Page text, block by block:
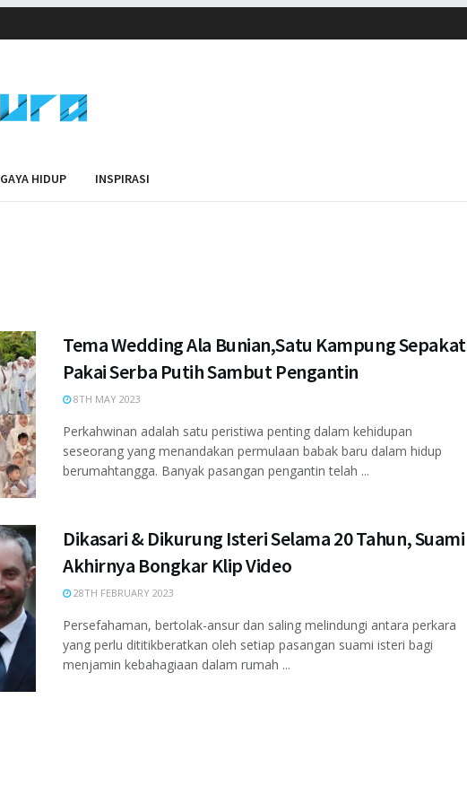
GAYA HIDUP INSPIRASI
Tema Wedding Ala Bunian,Satu Kampung Sepakat
Pakai Serba Putih Sambut Pengantin
8TH MAY 2023
Perkahwinan adalah satu peristiwa penting dalam kehidupan
seseorang yang menandakan permulaan babak baru dalam hidup
berumahtangga. Banyak pasangan pengantin telah ...
Dikasari & Dikurung Isteri Selama 20 Tahun, Suami
Akhirnya Bongkar Klip Video
28TH FEBRUARY 2023
Persefahaman, bertolak-ansur dan saling melindungi antara perkara
yang perlu dititikberatkan oleh setiap pasangan suami isteri bagi
menjamin kebahagiaan dalam rumah ...